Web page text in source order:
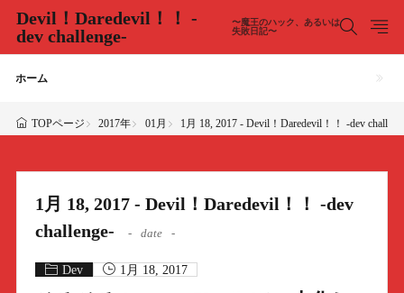
Devil！Daredevil！！ -
dev challenge-
〜魔王のハック、あるいは
失敗日記〜
ホーム
TOPページ 2017年 01月 1月 18, 2017 - Devil！Daredevil！！ -dev
1月 18, 2017 - Devil！Daredevil！！ -dev
challenge-
date
Dev 1月 18, 2017